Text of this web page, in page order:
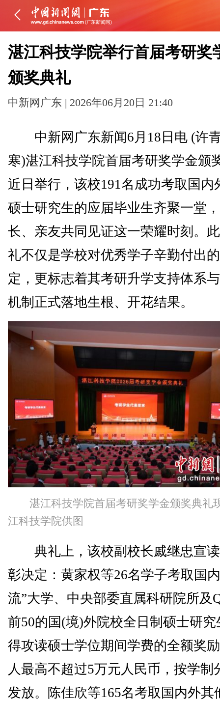
湛江科技学院举行首届考研奖
颁奖典礼
中新网广东 | 2026年06月20日 21:40
中新网广东新闻6月18日电 (许
寒)湛江科技学院首届考研奖学金颁
近日举行，该校191名成功考取国内
硕士研究生的应届毕业生齐聚一堂
长、亲友共同见证这一荣耀时刻。
礼不仅是学校对优秀学子辛勤付出
定，更标志着其考研升学支持体系
机制正式落地生根、开花结果。
湛江科技学院首届考研奖学金颁奖典礼
江科技学院供图
典礼上，该校副校长戚继忠宣
彰决定：黄家权等26名学子考取国
流”大学、中央部委直属科研院所及
前50的国(境)外院校全日制硕士研究
得攻读硕士学位期间学费的全额奖
人最高不超过5万元人民币，按学制
发放。陈佳欣等165名考取国内外其